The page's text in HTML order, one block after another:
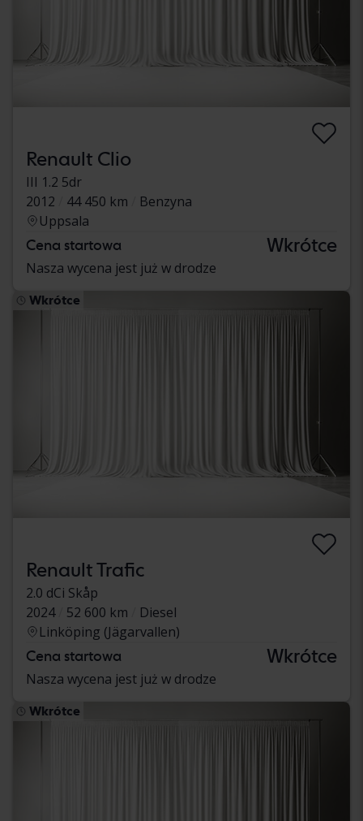
Renault Clio
III 1.2 5dr
2012
44 450 km
Benzyna
Uppsala
Cena startowa Wkrótce
Nasza wycena jest już w drodze
Wkrótce
Renault Trafic
2.0 dCi Skåp
2024
52 600 km
Diesel
Linköping (Jägarvallen)
Cena startowa Wkrótce
Nasza wycena jest już w drodze
Wkrótce